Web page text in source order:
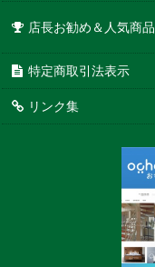
店長お勧め＆人気商品
特定商取引法表示
リンク集